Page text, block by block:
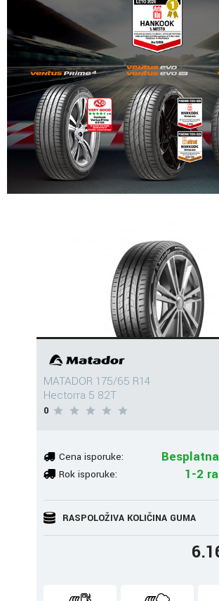
MATADOR 175/65 R14
Hectorra 5 82T
0
Cena isporuke:
Rok isporuke: 1-2
RASPOLOŽIVA KOLIČINA GUMA